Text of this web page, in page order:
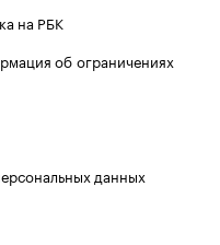
на РБК
об ограничениях
данных